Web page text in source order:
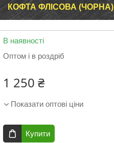
КОФТА ФЛІСОВА (ЧОРНА)
В наявності
Оптом і в роздріб
1 250 ₴
Показати оптові ціни
Купити